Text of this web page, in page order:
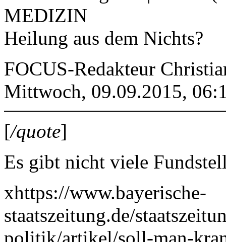
MEDIZIN
Heilung aus dem Nichts?
FOCUS-Redakteur
Mittwoch, 09.09.2015,
[/quote]
Es gibt nicht viele
xhttps://www.bayerische-
staatszeitung.de/
politik/artikel/soll-man-